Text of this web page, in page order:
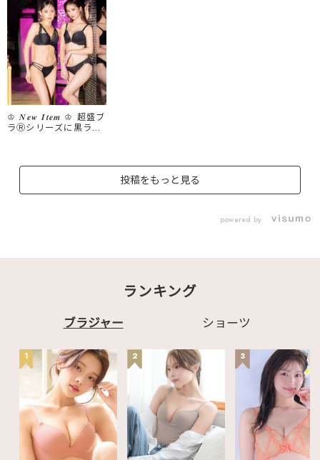
♔ 𝑵𝒆𝒘 𝑰𝒕𝒆𝒎 ♔ 超盛ブ
ラⓇシリーズに黒ラン
でお胸をしっかり集
▷Right パール×ゴー
キープします🗝 他に
--------------- ◁Left
Sexy Up ハーフカップ
号:1101513 ▷Right
クラシックパール ノン
ワイヤー 超盛ブラ(R)
商品番号:1101613 ----
--------------------------
----------- #エメフィー
ル #aimerfeel #ラン
ジェリーブランド #ラ
ンジェリーショップ #
大人かわいい #かわい
投稿をもっと見る
powered by
ランキング
ブラジャー ショーツ
1 2 3